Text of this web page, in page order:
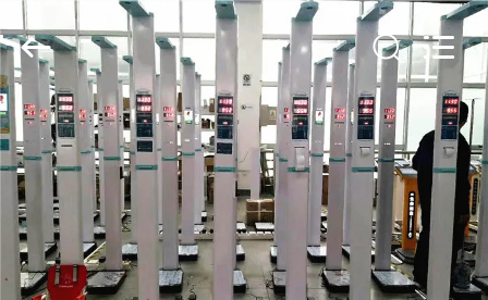
家
へ
製
品
supplier.
Copyright
©
2019
-
2026
Zhengzhou
shanghe
electronic
technology
co.
LTD.
Rights
Reserved.